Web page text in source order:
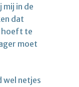
mij in de
dat
hoeft te
moet
wel netjes